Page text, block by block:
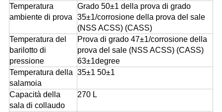
Temperatura
ambiente di prova
Grado 50±1 della prova di grado
35±1/corrosione della prova del sale
(NSS ACSS) (CASS)
Temperatura del
barilotto di
pressione
Prova di grado 47±1/corrosione della
prova del sale (NSS ACSS) (CASS)
63±1degree
Temperatura della
salamoia
35±1 50±1
Capacità della
sala di collaudo
270 L